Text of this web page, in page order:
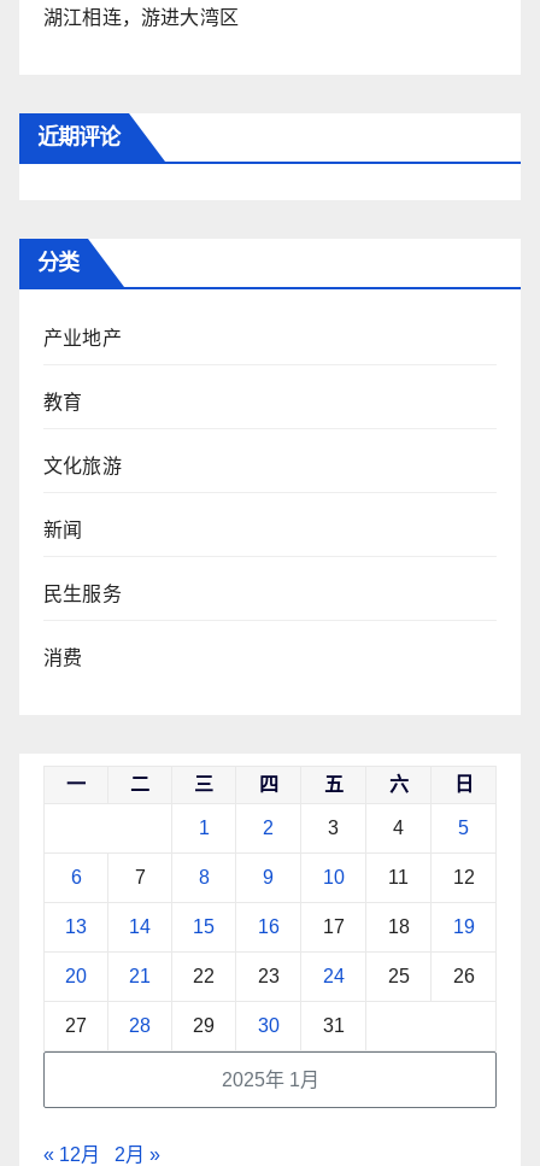
湖江相连，游进大湾区
近期评论
分类
产业地产
教育
文化旅游
新闻
民生服务
消费
2025年 1月
一 二 三 四 五 六 日
1 2 3 4 5
6 7 8 9 10 11 12
13 14 15 16 17 18 19
20 21 22 23 24 25 26
27 28 29 30 31
« 12月 2月 »